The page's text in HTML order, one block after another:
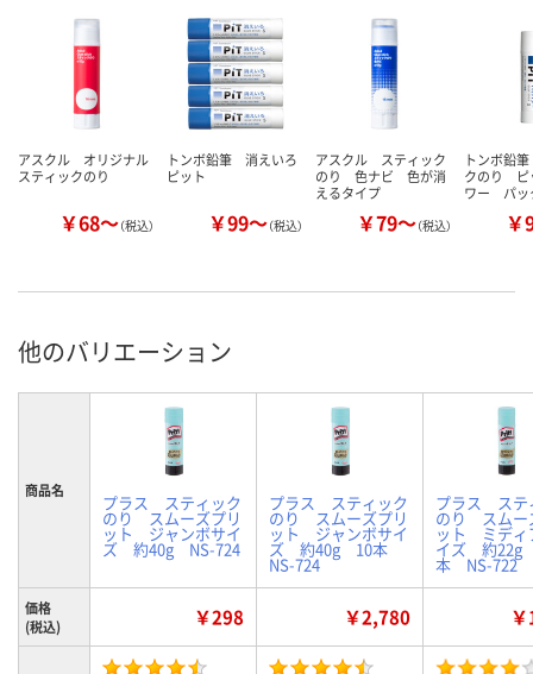
アスクル オリジナル
スティックのり
￥68～（税込）
トンボ鉛筆 消えいろ
ピット
￥99～（税込）
アスクル スティック
のり 色ナビ 色が消
えるタイプ
￥79～（税込）
トンボ鉛
クのり ピ
ワー パッ
￥
他のバリエーション
商品名
プラス スティック
のり スムーズプリ
ット ジャンボサイ
ズ 約40g NS-724
プラス スティック
のり スムーズプリ
ット ジャンボサイ
ズ 約40g 10本
NS-724
プラス ステ
のり スムー
ット ミディ
イズ 約22g
本 NS-722
価格
(税込)
￥298 ￥2,780